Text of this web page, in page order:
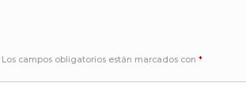
Los campos obligatorios están marcados con *